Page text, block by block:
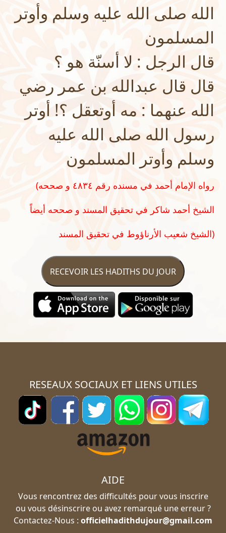
الله صلى الله عليه وسلم وأوتر
المسلمون
قال الرجل : لا أسنّة هو ؟
قال قال عبدالله بن عمر رضي
الله عنهما : مه أوتعقل ؟! أوتر
رسول الله صلى الله عليه
وسلم وأوتر المسلمون
(رواه الإمام أحمد في مسنده رقم ٤٨٣٤ و صححه
الشيخ أحمد شاكر في تحقيق المسند و صححه أيضاً
الشيخ شعيب الأرناؤوط في تحقيق المسند)
RECEVOIR LES HADITHS DU JOUR
RESEAUX SOCIAUX ET LIENS UTILES
AIDE
Vous rencontrez des difficultés pour vous inscrire
ou vous désinscrire ou avez remarqué une erreur ?
Contactez-Nous : officielhadithdujour@gmail.com